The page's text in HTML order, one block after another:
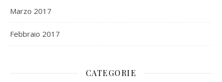
Marzo 2017
Febbraio 2017
CATEGORIE